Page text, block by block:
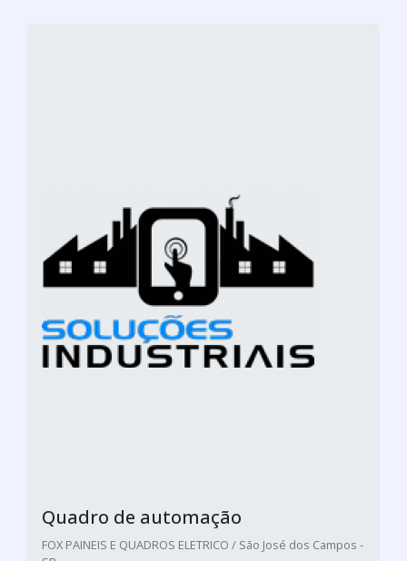
Quadro de automação
FOX PAINEIS E QUADROS ELETRICO / São José dos Campos -